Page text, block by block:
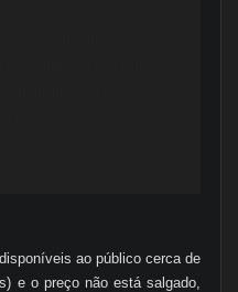
ao público cerca de
e o preço não está salgado,